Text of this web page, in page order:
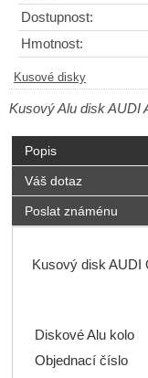
Dostupnost:
Hmotnost:
Kusové disky
Kusový Alu disk AUDI
Popis
Váš dotaz
Poslat známénu
Kusový disk AUDI
Diskové Alu kolo
Objednací číslo